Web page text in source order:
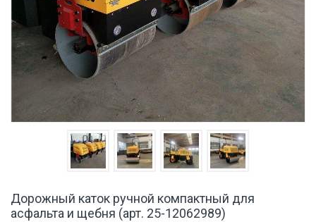
Дорожный каток ручной компактный для
асфальта и щебня (арт. 25-12062989)